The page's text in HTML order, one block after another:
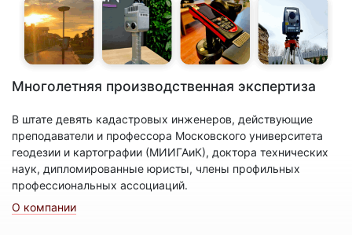
Многолетняя производственная экспертиза
В штате девять кадастровых инженеров, действующие
преподаватели и профессора Московского университета
геодезии и картографии (МИИГАиК), доктора технических
наук, дипломированные юристы, члены профильных
профессиональных ассоциаций.
О компании